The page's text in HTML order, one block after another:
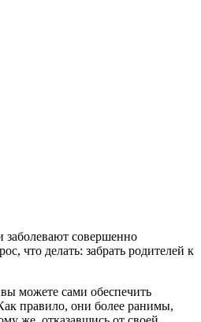
заболевают совершенно
что делать: забрать родителей к
можете сами обеспечить
правило, они более ранимы,